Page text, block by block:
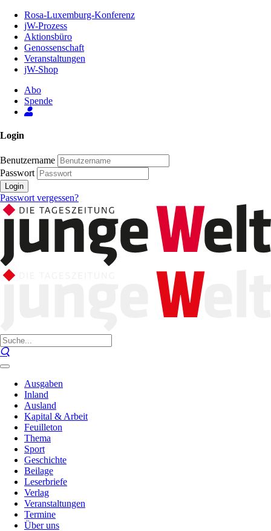
Inhalt
Seite
Rosa-Luxemburg-Konferenz
jW-Prozess
Aktionsbüro
Genossenschaft
Veranstaltungen
jW-Shop
Abo
Spende
Login
Benutzername
Passwort
Login
Passwort vergessen?
Ausgaben
Inland
Ausland
Kapital & Arbeit
Feuilleton
Thema
Sport
Geschichte
Beilage
Leserbriefe
Verlag
Veranstaltungen
Termine
Über uns